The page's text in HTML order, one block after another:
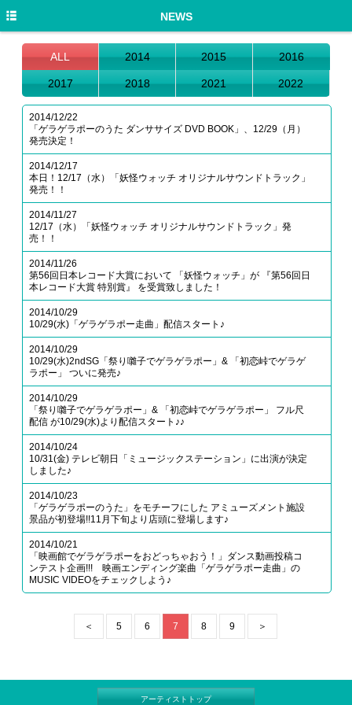
NEWS
ALL 2014 2015 2016
2017 2018 2021 2022
2014/12/22
「ゲラゲラポーのうた ダンササイズ DVD BOOK」、12/29（月）
発売決定！
2014/12/17
本日！12/17（水）「妖怪ウォッチ オリジナルサウンドトラック」
発売！！
2014/11/27
12/17（水）「妖怪ウォッチ オリジナルサウンドトラック」発
売！！
2014/11/26
第56回日本レコード大賞において 「妖怪ウォッチ」が 『第56回日
本レコード大賞 特別賞』 を受賞致しました！
2014/10/29
10/29(水)「ゲラゲラポー走曲」配信スタート♪
2014/10/29
10/29(水)2ndSG「祭り囃子でゲラゲラポー」& 「初恋峠でゲラゲ
ラポー」 ついに発売♪
2014/10/29
「祭り囃子でゲラゲラポー」& 「初恋峠でゲラゲラポー」 フル尺
配信 が10/29(水)より配信スタート♪♪
2014/10/24
10/31(金) テレビ朝日「ミュージックステーション」に出演が決定
しました♪
2014/10/23
「ゲラゲラポーのうた」をモチーフにした アミューズメント施設
景品が初登場!!11月下旬より店頭に登場します♪
2014/10/21
「映画館でゲラゲラポーをおどっちゃおう！」ダンス動画投稿コ
ンテスト企画!!! 映画エンディング楽曲「ゲラゲラポー走曲」の
MUSIC VIDEOをチェックしよう♪
＜ 5 6 7 8 9 ＞
アーティストトップ
NEWS
PROFILE
LIVE/EVENT
MEDIA
GOODS
MOVIE
TWITTER